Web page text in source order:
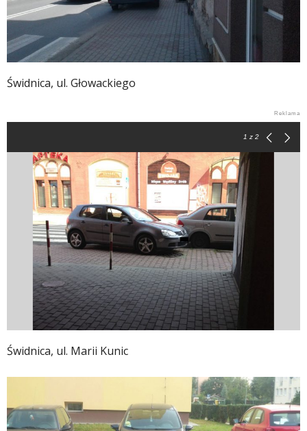
Świdnica, ul. Głowackiego
1 z 2
Świdnica, ul. Marii Kunic